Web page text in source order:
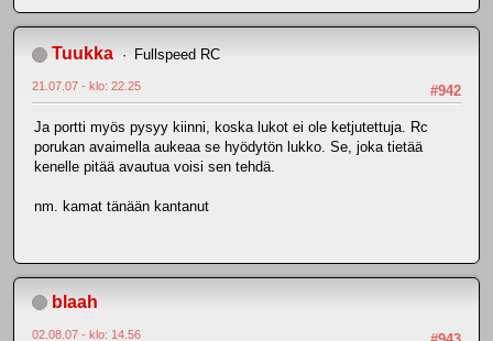
Tuukka Fullspeed RC
#942
21.07.07 - klo: 22.25
Ja portti myös pysyy kiinni, koska lukot ei ole ketjutettuja. Rc
porukan avaimella aukeaa se hyödytön lukko. Se, joka tietää
kenelle pitää avautua voisi sen tehdä.
nm. kamat tänään kantanut
blaah
02.08.07 - klo: 14.56